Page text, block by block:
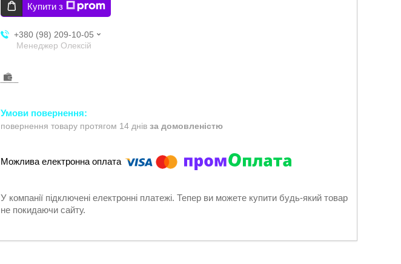
Купити з
+380 (98) 209-10-05
Менеджер Олексій
повернення товару протягом 14 днів за домовленістю
У компанії підключені електронні платежі. Тепер ви можете купити будь-який товар
не покидаючи сайту.